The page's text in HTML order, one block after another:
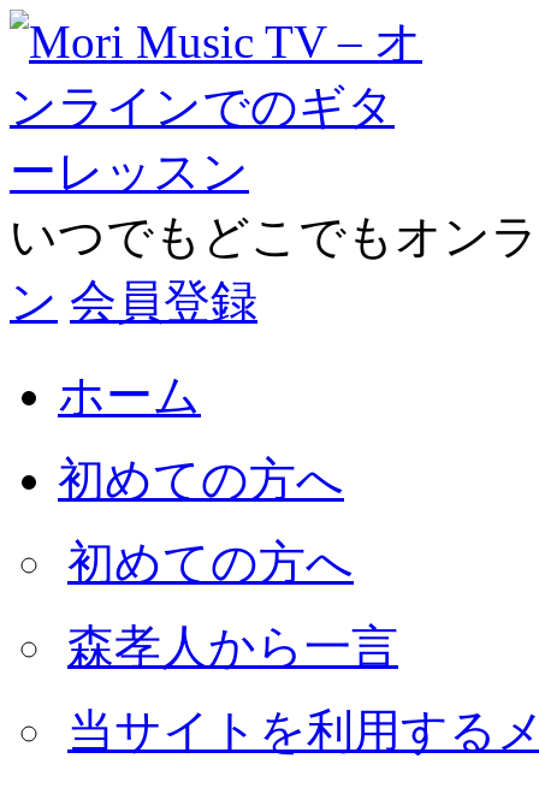
いつでもどこでもオン
ン 会員登録
ホーム
初めての方へ
初めての方へ
森孝人から一言
当サイトを利用する